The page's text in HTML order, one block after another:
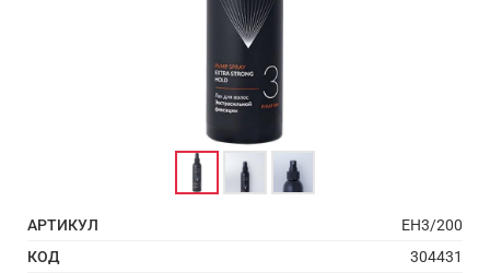
АРТИКУЛ
EH3/200
КОД
304431